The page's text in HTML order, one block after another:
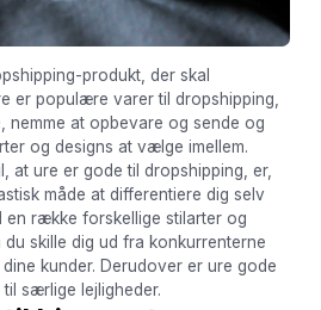
produkt, der skal
er populære varer til dropshipping,
nemme at opbevare og sende og
og designs at vælge imellem.
at ure er gode til dropshipping, er,
måde at differentiere dig selv
en række forskellige stilarter og
skille dig ud fra konkurrenterne
kunder. Derudover er ure gode
særlige lejligheder.